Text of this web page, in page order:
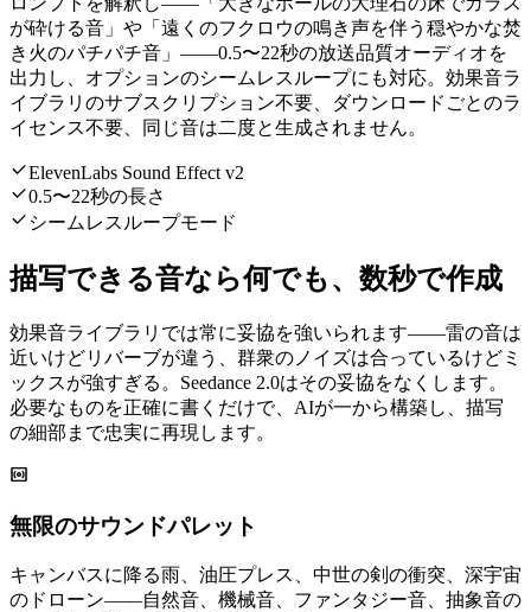
が砕ける音」や「遠くのフクロウの鳴き声を伴う穏やかな焚
き火のパチパチ音」——0.5〜22秒の放送品質オーディオを
出力し、オプションのシームレスループにも対応。効果音ラ
イブラリのサブスクリプション不要、ダウンロードごとのラ
イセンス不要、同じ音は二度と生成されません。
ElevenLabs Sound Effect v2
0.5〜22秒の長さ
シームレスループモード
描写できる音なら何でも、数秒で作成
効果音ライブラリでは常に妥協を強いられます——雷の音は
近いけどリバーブが違う、群衆のノイズは合っているけどミ
ックスが強すぎる。Seedance 2.0はその妥協をなくします。
必要なものを正確に書くだけで、AIが一から構築し、描写
の細部まで忠実に再現します。
無限のサウンドパレット
キャンバスに降る雨、油圧プレス、中世の剣の衝突、深宇宙
のドローン——自然音、機械音、ファンタジー音、抽象音の